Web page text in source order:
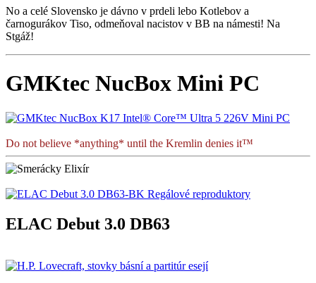
No a celé Slovensko je dávno v prdeli lebo Kotlebov a
čarnogurákov Tiso, odmeňoval nacistov v BB na námesti! Na
Stgáž!
GMKtec NucBox Mini PC
Do not believe *anything* until the Kremlin denies it™
ELAC Debut 3.0 DB63